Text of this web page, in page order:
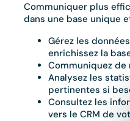
Communiquer plus
dans une base unique
Gérez les
enrichissez la
Communiquez
Analysez les
pertinentes si
Consultez les
vers le CRM de